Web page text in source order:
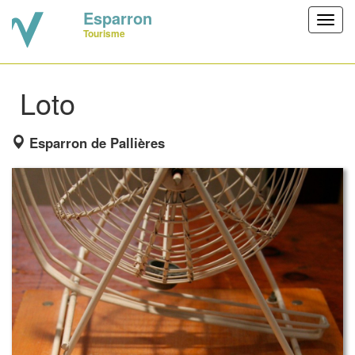
Esparron
Tourisme
Loto
Esparron de Pallières